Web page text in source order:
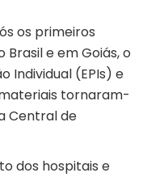
os primeiros
Brasil e em Goiás, o
Individual (EPIs) e
tornaram-
Central de
dos hospitais e